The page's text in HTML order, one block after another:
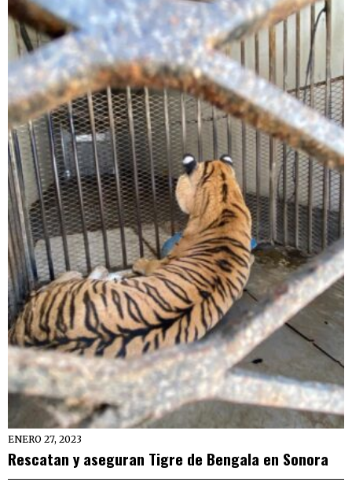
ENERO 27, 2023
Rescatan y aseguran Tigre de Bengala en Sonora